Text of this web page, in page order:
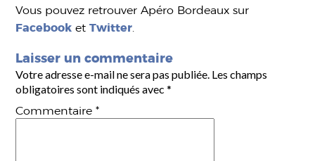
Vous pouvez retrouver Apéro Bordeaux sur
Facebook etTwitter.
Laisser un commentaire
Votre adresse e-mail ne sera pas publiée. Les champs
obligatoires sont indiqués avec*
Commentaire*